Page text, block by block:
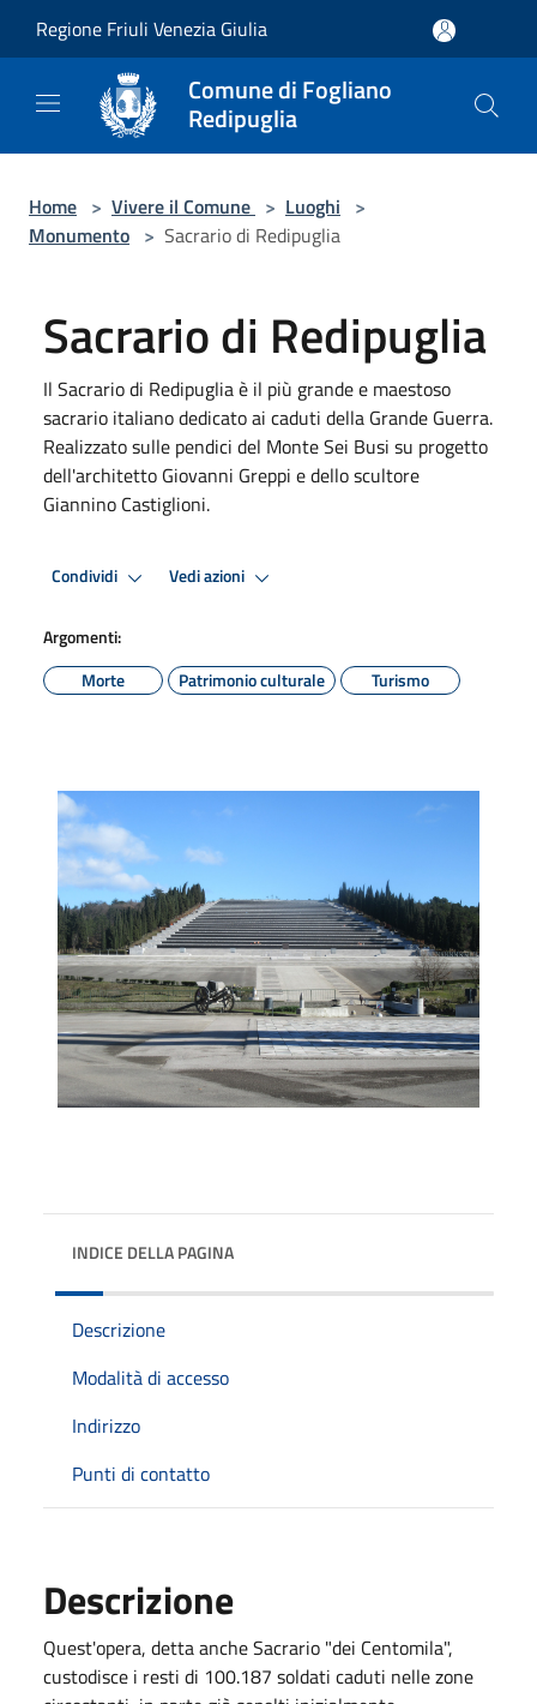
Regione Friuli Venezia Giulia
Comune di Fogliano
Redipuglia
Home > Vivere il Comune > Luoghi >
Monumento > Sacrario di Redipuglia
Sacrario di Redipuglia
Il Sacrario di Redipuglia è il più grande e maestoso
sacrario italiano dedicato ai caduti della Grande Guerra.
Realizzato sulle pendici del Monte Sei Busi su progetto
dell'architetto Giovanni Greppi e dello scultore
Giannino Castiglioni.
Condividi Vedi azioni
Argomenti:
Morte
Patrimonio culturale Turismo
INDICE DELLA PAGINA
Descrizione
Modalità di accesso
Indirizzo
Punti di contatto
Descrizione
Quest'opera, detta anche Sacrario "dei Centomila",
custodisce i resti di 100.187 soldati caduti nelle zone